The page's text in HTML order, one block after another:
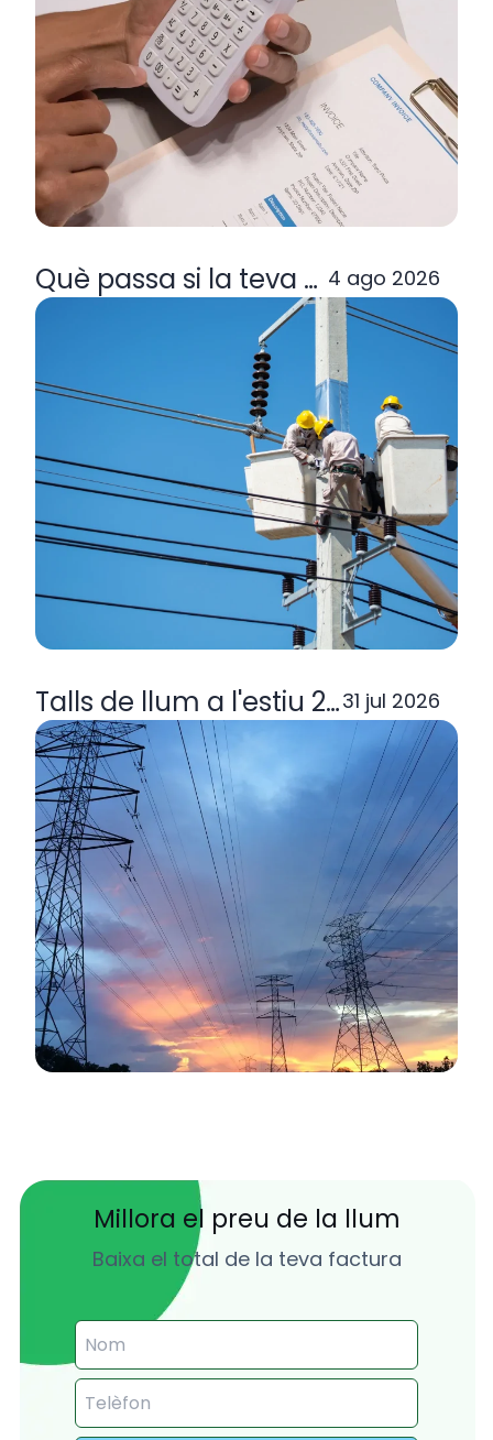
Què passa si la teva 4 ago 2026
Talls de llum a l'estiu 2026: per
31 jul 2026
Millora el preu de la llum
Baixa el total de la teva factura